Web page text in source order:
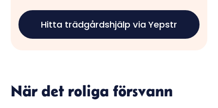
Hitta trädgårdshjälp via Yepstr
När det roliga försvann